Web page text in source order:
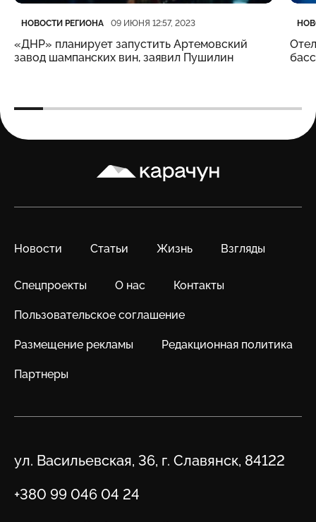
Категория
НОВОСТИ РЕГИОНА
Дата публикации 09 ИЮНЯ 12:57, 2023
«ДНР» планирует запустить Артемовский
завод шампанских вин, заявил Пушилин
Карачун
Новости Статьи Жизнь Взгляды
Спецпроекты О нас Контакты
Пользовательское соглашение
Размещение рекламы Редакционная политика
Партнеры
Адрес
ул. Васильевская, 36, г. Славянск, 84122
Телефон
+380 99 046 04 24